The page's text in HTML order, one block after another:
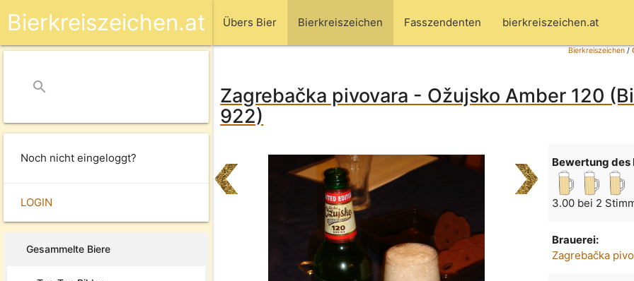
Übers Bier Bierkreiszeichen Fasszendenten bierkreiszeichen.at
Bierkreiszeichen.at
search
Noch nicht eingeloggt?
LOGIN
Gesammelte Biere
Bierkreiszeichen/
Zagrebačka pivovara - Ožujsko Amber 120
922)
Bewertung des
3.00 bei 2
Brauerei:
Zagrebačka